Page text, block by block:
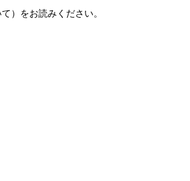
）をお読みください。